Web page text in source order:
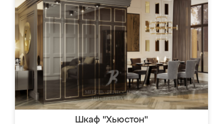
Шкаф "Хьюстон"